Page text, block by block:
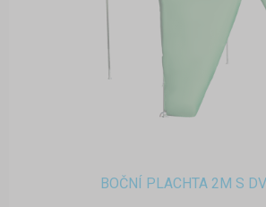
BOČNÍ PLACHTA 2M S